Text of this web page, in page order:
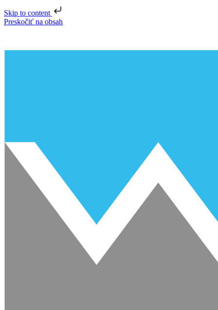
Skip to content
Preskočiť na obsah